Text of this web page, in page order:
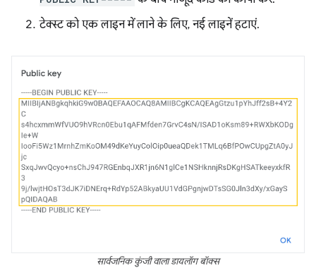
टेक्स्ट को एक लाइन में लाने के लिए, नई लाइनें हटाएं.
सार्वजनिक कुंजी वाला डायलॉग बॉक्स